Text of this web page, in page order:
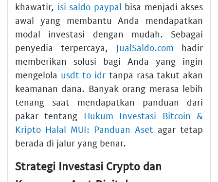
khawatir, isi saldo paypal bisa menjadi akses
awal yang membantu Anda mendapatkan
modal investasi dengan mudah. Sebagai
penyedia terpercaya, JualSaldo.com hadir
memberikan solusi bagi Anda yang ingin
mengelola usdt to idr tanpa rasa takut akan
keamanan dana. Banyak orang merasa lebih
tenang saat mendapatkan panduan dari
pakar tentang Hukum Investasi Bitcoin &
Kripto Halal MUI: Panduan Aset agar tetap
berada di jalur yang benar.
Strategi Investasi Crypto dan